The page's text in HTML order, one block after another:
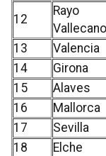
12
Rayo
Vallecano
13 Valencia
14
Girona
15
Alaves
16
Mallorca
17
Sevilla
18
Elche